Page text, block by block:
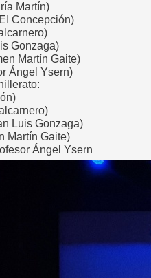
Martín)
Concepción)
Gonzaga)
Martín Gaite)
Ángel Ysern)
Luis Gonzaga)
Martín Gaite)
Ángel Ysern